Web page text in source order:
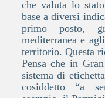
che valuta lo
base a diversi
primo posto,
mediterranea e
territorio. Questa
Pensa che in
sistema di
cosiddetto “a